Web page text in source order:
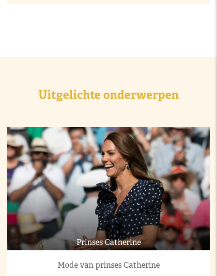
Uitgelichte onderwerpen
Prinses Catherine
Mode van prinses Catherine